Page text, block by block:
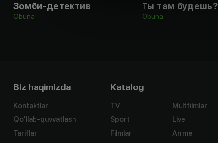
Зомби-детектив
Obuna
Ты там будешь?
Obuna
Biz haqimizda
Kontaktlar
Qo'llab-quvvatlash
Tariflar
Katalog
TV
Sport
Filmlar
Multfilmlar
Live
Anime